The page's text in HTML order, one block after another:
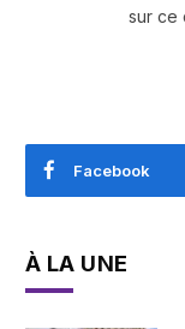
sur ce
Facebook
À LA UNE